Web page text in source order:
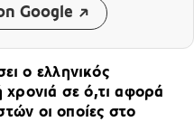
Google
ο ελληνικός
χρονιά σε ό,τι αφορά
οι οποίες στο